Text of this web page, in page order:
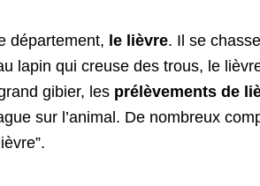
département, le lièvre. Il se
lapin qui creuse des trous, le
gibier, les prélèvements de
sur l’animal. De nombreux